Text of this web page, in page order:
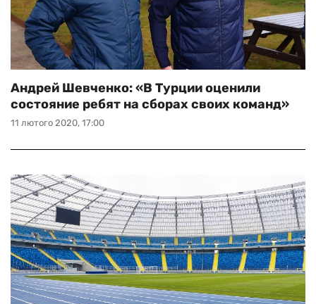
11 лютого 2020, 17:00
Андрей Шевченко: «В Турции оценили
состояние ребят на сборах своих команд»